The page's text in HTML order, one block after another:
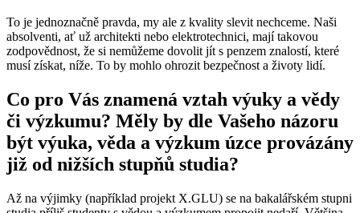
To je jednoznačně pravda, my ale z kvality slevit nechceme. Naši
absolventi, ať už architekti nebo elektrotechnici, mají takovou
zodpovědnost, že si nemůžeme dovolit jít s penzem znalostí, které
musí získat, níže. To by mohlo ohrozit bezpečnost a životy lidí.
Co pro Vás znamená vztah výuky a vědy
či výzkumu? Měly by dle Vašeho názoru
být výuka, věda a výzkum úzce provázány
již od nižších stupňů studia?
Až na výjimky (například projekt X.GLU) se na bakalářském stupni